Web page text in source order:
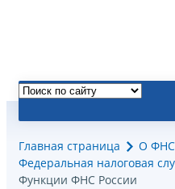
Главная страница
О ФНС
Федеральная налоговая
Функции ФНС России